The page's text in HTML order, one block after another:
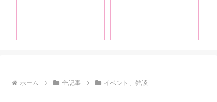
ホーム 全記事 イベント、雑談